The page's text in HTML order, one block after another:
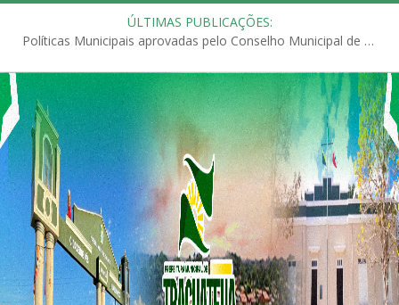
ÚLTIMAS PUBLICAÇÕES:
Políticas Municipais aprovadas pelo Conselho Municipal de Educação (CME)